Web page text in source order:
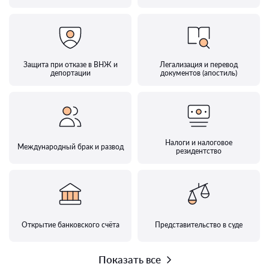
Защита при отказе в ВНЖ и
депортации
Легализация и перевод
документов (апостиль)
Международный брак и развод
Налоги и налоговое
резидентство
Открытие банковского счёта Представительство в суде
Показать все